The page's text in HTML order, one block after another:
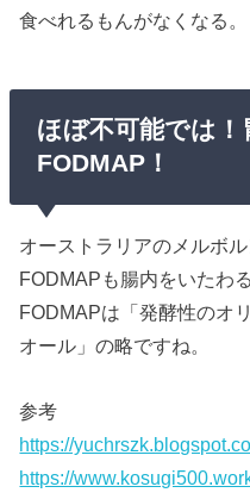
食べれるもんがなくなる。
ほぼ不可能では！
FODMAP！
オーストラリアのメルボ
FODMAPも腸内をいたわ
FODMAPは「発酵性のオ
オール」の略ですね。
参考
https://
https://